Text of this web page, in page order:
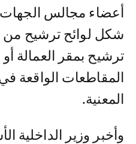
أعضاء مجالس
شكل لوائح ترشيح
ترشيح بمقر العمالة أو
المقاطعات الواقعة
المعنية.
وأخبر وزير الداخلية